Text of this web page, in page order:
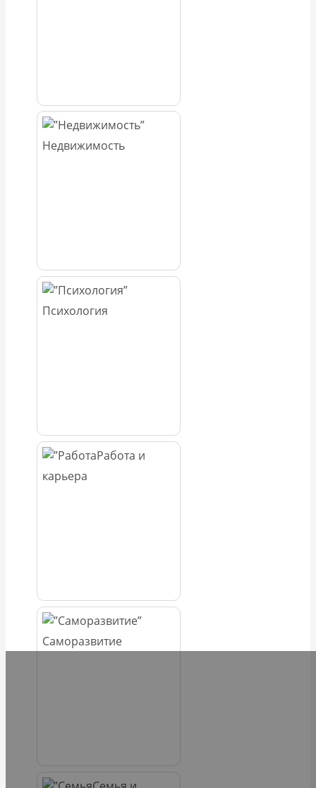
Недвижимость
Психология
Работа и
карьера
Саморазвитие